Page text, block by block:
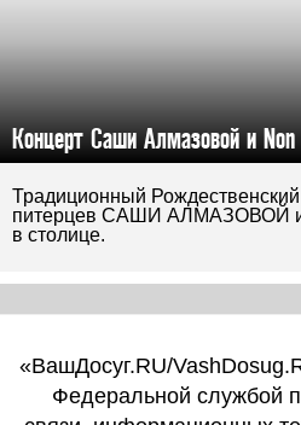
Концерт Саши Алмазовой и Non
Традиционный Рождественский
питерцев САШИ АЛМАЗОВОЙ и
в столице.
«ВашДосуг.RU/
Федеральной службой